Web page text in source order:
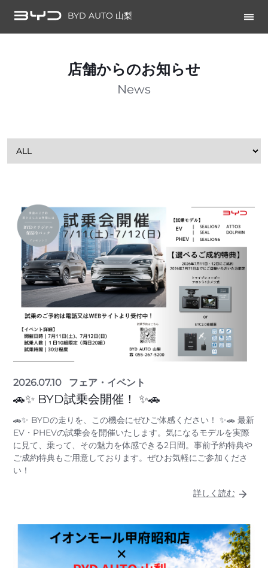
BYD AUTO 山梨
店舗からのお知らせ
News
2026.07.10 フェア・イベント
🚗✨ BYD試乗会開催！ ✨🚗
🚗✨ BYDの走りを、この機会にぜひご体感ください！ ✨🚗 最新
EV・PHEVの試乗会を開催いたします。気になるモデルを実際
に見て、乗って、その魅力を体感できる2日間。事前予約特典や
ご成約特典もご用意しております。ぜひお気軽にご参加くださ
い！
詳しく読む